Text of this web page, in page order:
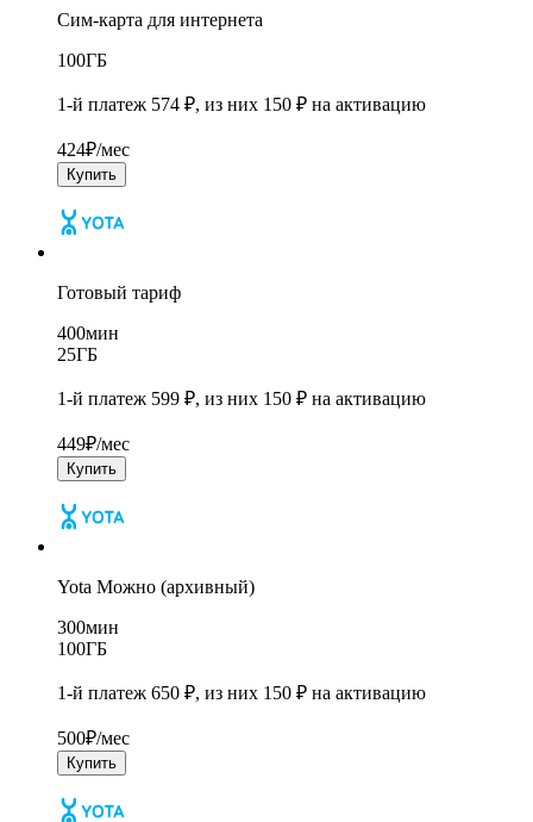
Сим-карта для интернета
100ГБ
1-й платеж 574 ₽, из них 150 ₽ на активацию
424₽/мес
Купить
Готовый тариф
400мин
25ГБ
1-й платеж 599 ₽, из них 150 ₽ на активацию
449₽/мес
Купить
Yota Можно (архивный)
300мин
100ГБ
1-й платеж 650 ₽, из них 150 ₽ на активацию
500₽/мес
Купить